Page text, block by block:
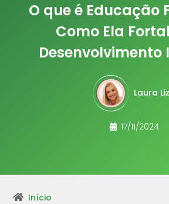
O que é Educação
Como Ela
Desenvolvimento
Laura Liz
17/11/2024
Início